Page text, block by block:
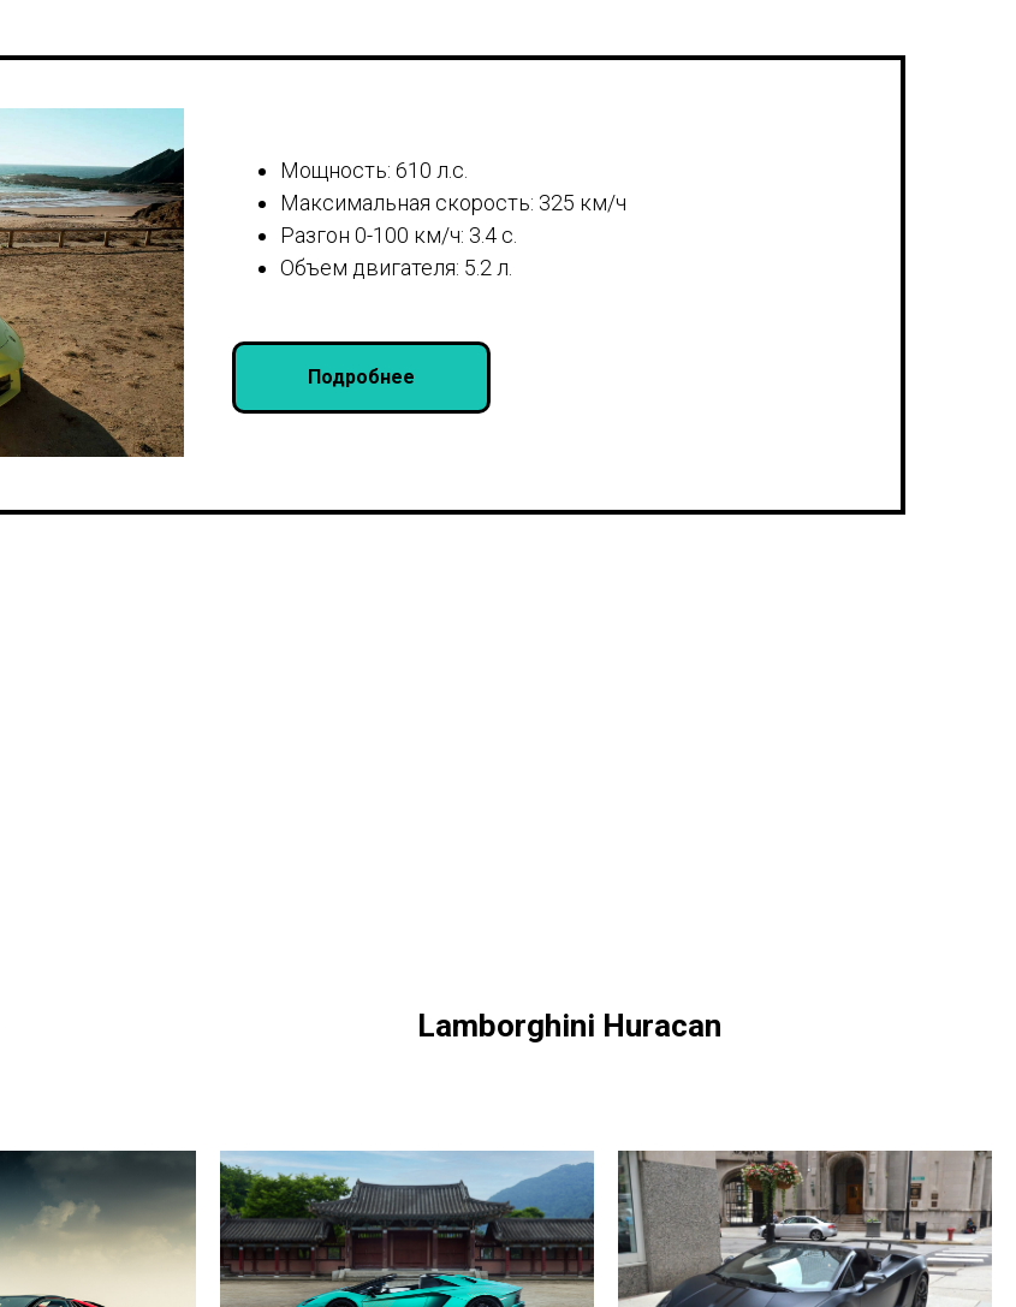
Мощность: 610 л.с.
Максимальная скорость: 325 км/ч
Разгон 0-100 км/ч: 3.4 с.
Объем двигателя: 5.2 л.
Подробнее
Lamborghini Huracan